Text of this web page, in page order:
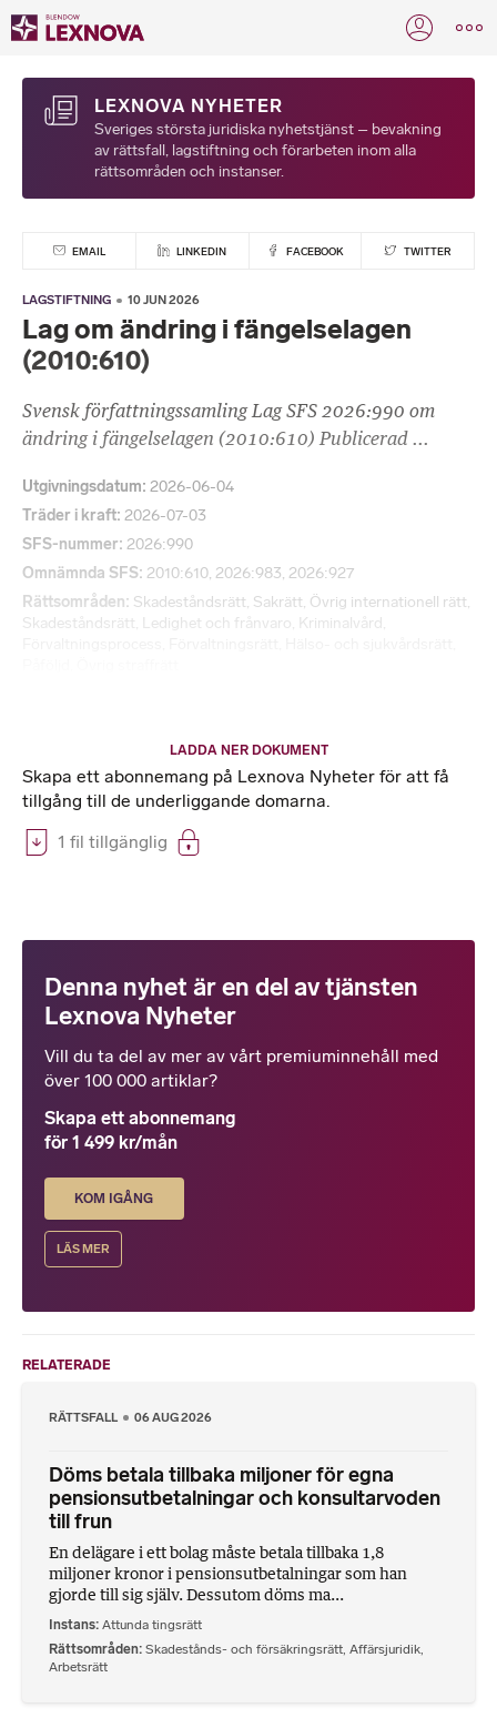
LEXNOVA NYHETER
Sveriges största juridiska nyhetstjänst – bevakning
av rättsfall, lagstiftning och förarbeten inom alla
rättsområden och instanser.
EMAIL LINKEDIN FACEBOOK TWITTER
LAGSTIFTNING 10 JUN 2026
Lag om ändring i fängelselagen
(2010:610)
Svensk författningssamling Lag SFS 2026:990 om
ändring i fängelselagen (2010:610) Publicerad ...
Utgivningsdatum 2026-06-04
Träder i kraft 2026-07-03
SFS-nummer 2026:990
Omnämnda SFS 2010:610, 2026:983, 2026:927
Rättsområden Skadeståndsrätt, Sakrätt, Övrig internationell rätt,
Skadeståndsrätt Ledighet och frånvaro Kriminalvård
LADDA NER DOKUMENT
Skapa ett abonnemang på Lexnova Nyheter för att få
tillgång till de underliggande domarna.
1 fil tillgänglig
Denna nyhet är en del av tjänsten
Lexnova Nyheter
Vill du ta del av mer av vårt premiuminnehåll med
över 100 000 artiklar?
Skapa ett abonnemang
för 1 499 kr/mån
KOM IGÅNG
LÄS MER
RELATERADE
RÄTTSFALL 06 AUG 2026
Döms betala tillbaka miljoner för egna
pensionsutbetalningar och konsultarvoden
till frun
En delägare i ett bolag måste betala tillbaka 1,8
miljoner kronor i pensionsutbetalningar som han
gjorde till sig själv. Dessutom döms ma...
Instans Attunda tingsrätt
Rättsområden Skadestånds- och försäkringsrätt Affärsjuridik
Arbetsrätt